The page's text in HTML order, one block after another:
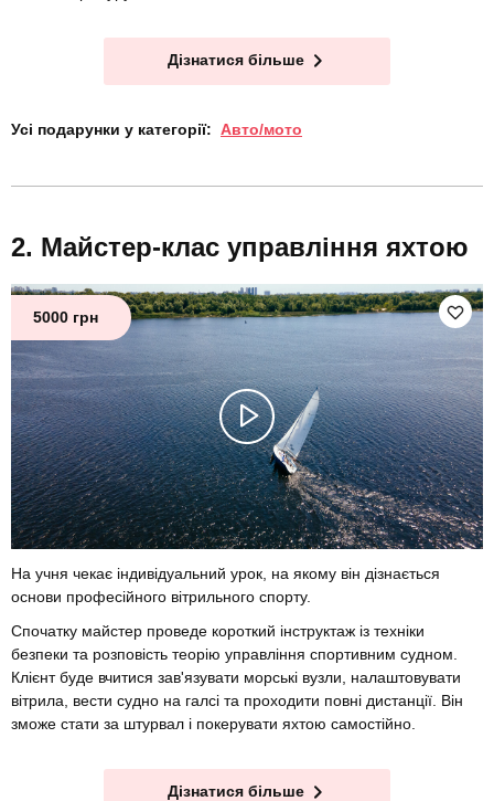
Дізнатися більше
Усі подарунки у категорії: Авто/мото
Майстер-клас управління яхтою
5000 грн
На учня чекає індивідуальний урок, на якому він дізнається
основи професійного вітрильного спорту.
Спочатку майстер проведе короткий інструктаж із техніки
безпеки та розповість теорію управління спортивним судном.
Клієнт буде вчитися зав'язувати морські вузли, налаштовувати
вітрила, вести судно на галсі та проходити повні дистанції. Він
зможе стати за штурвал і покерувати яхтою самостійно.
Дізнатися більше